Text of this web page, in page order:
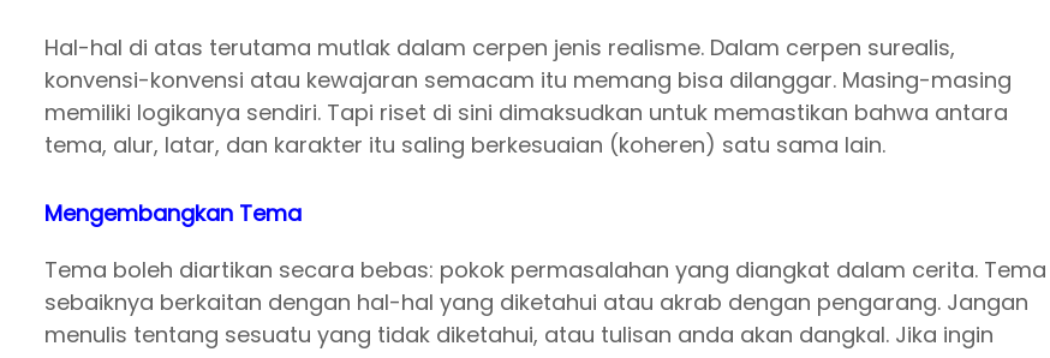
Hal-hal di atas terutama mutlak dalam cerpen jenis realisme. Dalam cerpen surealis,
konvensi-konvensi atau kewajaran semacam itu memang bisa dilanggar. Masing-masing
memiliki logikanya sendiri. Tapi riset di sini dimaksudkan untuk memastikan bahwa antara
tema, alur, latar, dan karakter itu saling berkesuaian (koheren) satu sama lain.
Mengembangkan Tema
Tema boleh diartikan secara bebas: pokok permasalahan yang diangkat dalam cerita. Tema
sebaiknya berkaitan dengan hal-hal yang diketahui atau akrab dengan pengarang. Jangan
menulis tentang sesuatu yang tidak diketahui, atau tulisan anda akan dangkal. Jika ingin